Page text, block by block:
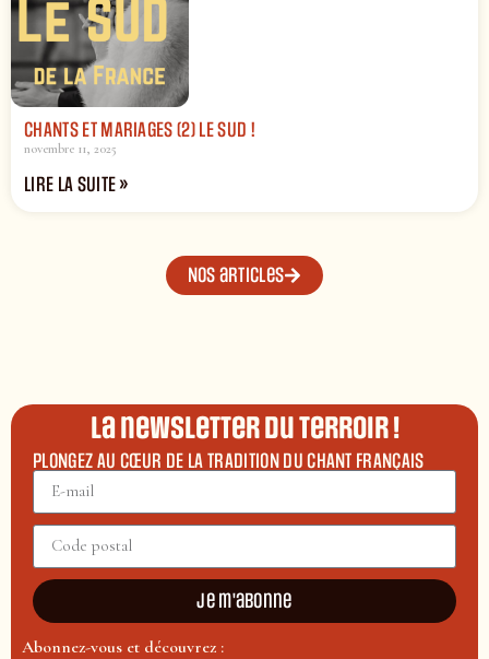
CHANTS ET MARIAGES (2) LE SUD !
novembre 11, 2025
LIRE LA SUITE »
Nos articles
La newsletter du terroir !
PLONGEZ AU CŒUR DE LA TRADITION DU CHANT FRANÇAIS
Je m'abonne
Abonnez-vous et découvrez :